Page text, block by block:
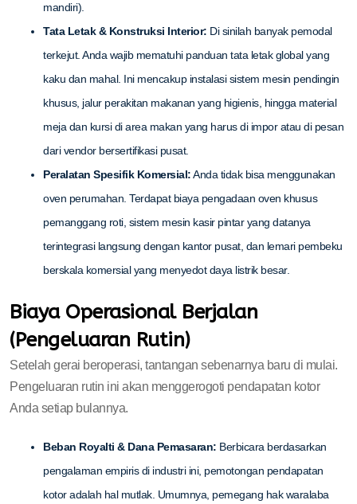
mandiri).
Tata Letak & Konstruksi Interior: Di sinilah banyak pemodal
terkejut. Anda wajib mematuhi panduan tata letak global yang
kaku dan mahal. Ini mencakup instalasi sistem mesin pendingin
khusus, jalur perakitan makanan yang higienis, hingga material
meja dan kursi di area makan yang harus di impor atau di pesan
dari vendor bersertifikasi pusat.
Peralatan Spesifik Komersial:Anda tidak bisa menggunakan
oven perumahan. Terdapat biaya pengadaan oven khusus
pemanggang roti, sistem mesin kasir pintar yang datanya
terintegrasi langsung dengan kantor pusat, dan lemari pembeku
berskala komersial yang menyedot daya listrik besar.
Biaya Operasional Berjalan
(Pengeluaran Rutin)
Setelah gerai beroperasi, tantangan sebenarnya baru di mulai.
Pengeluaran rutin ini akan menggerogoti pendapatan kotor
Anda setiap bulannya.
Beban Royalti & Dana Pemasaran: Berbicara berdasarkan
pengalaman empiris di industri ini, pemotongan pendapatan
kotor adalah hal mutlak. Umumnya, pemegang hak waralaba